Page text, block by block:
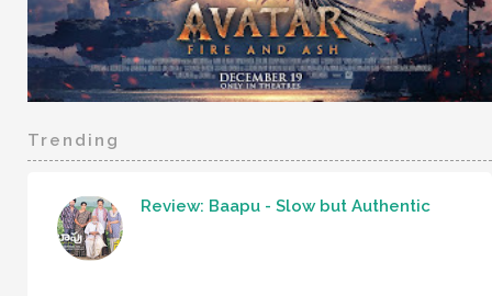
Trending
Review: Baapu - Slow but Authentic